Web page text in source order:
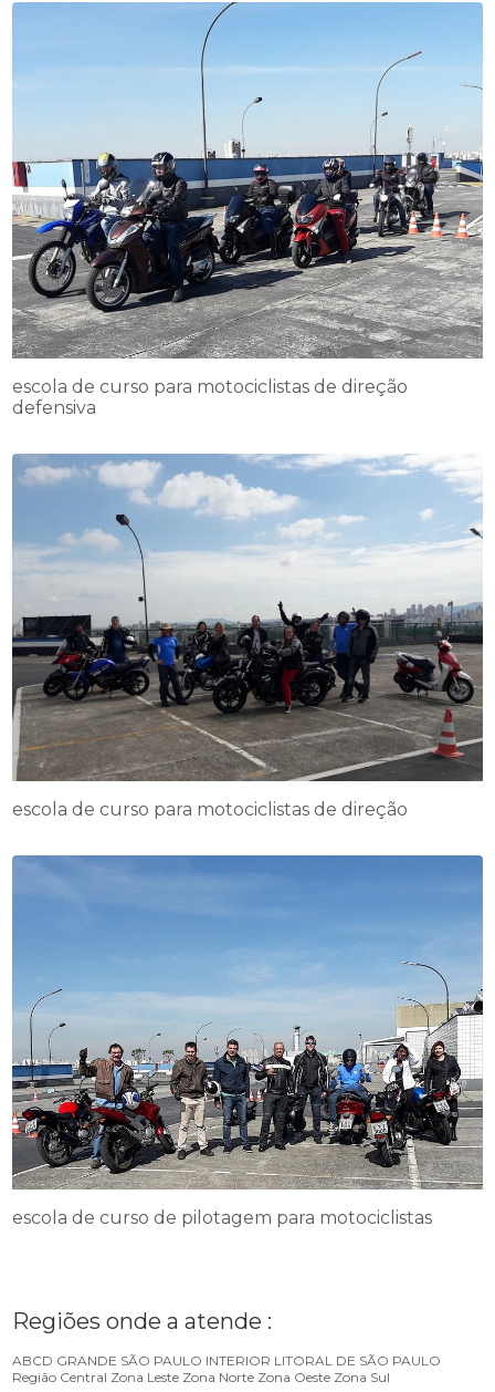
escola de curso para motociclistas de direção
defensiva
escola de curso para motociclistas de direção
escola de curso de pilotagem para motociclistas
Regiões onde a atende :
ABCD GRANDE SÃO PAULO INTERIOR LITORAL DE SÃO PAULO
Região Central Zona Leste Zona Norte Zona Oeste Zona Sul